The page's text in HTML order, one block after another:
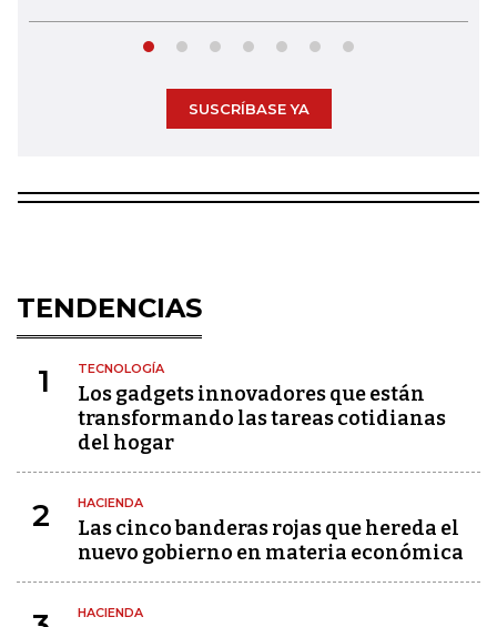
SUSCRÍBASE YA
TENDENCIAS
1 TECNOLOGÍA
Los gadgets innovadores que están
transformando las tareas cotidianas
del hogar
2 HACIENDA
Las cinco banderas rojas que hereda el
nuevo gobierno en materia económica
HACIENDA